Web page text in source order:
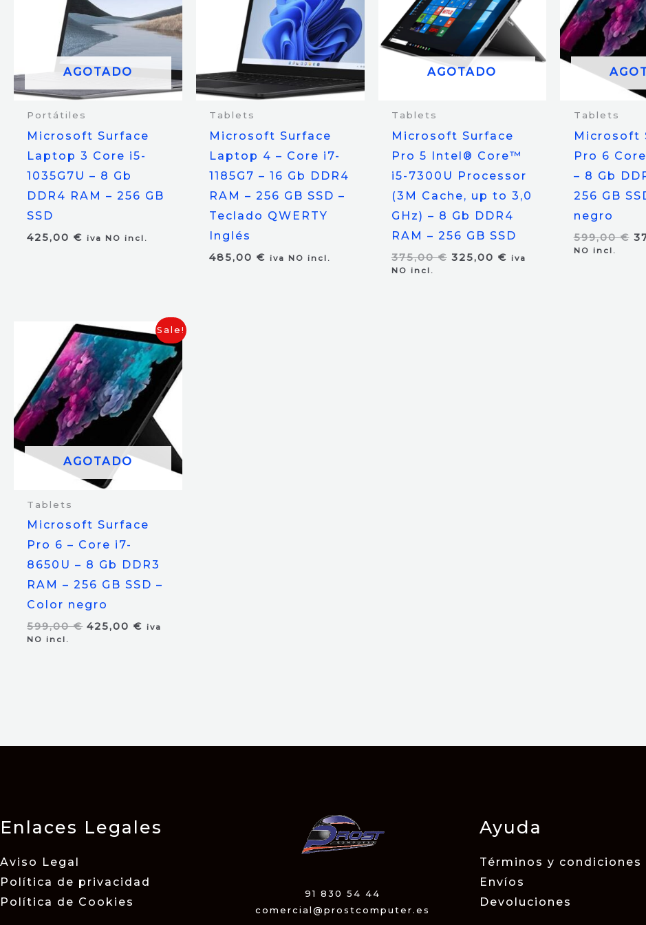
AGOTADO
Portátiles
Microsoft Surface
Laptop 3 Core i5-
1035G7U – 8 Gb
DDR4 RAM – 256 GB
SSD
425,00€ iva NO incl.
Tablets
Microsoft Surface
Laptop 4 – Core i7-
1185G7 – 16 Gb DDR4
RAM – 256 GB SSD –
Teclado QWERTY
Inglés
485,00 € iva NO incl.
AGOTADO
Tablets
Microsoft Surface
Pro 5 Intel® Core™
i5-7300U Processor
(3M Cache, up to 3,0
GHz) – 8 Gb DDR4
RAM – 256 GB SSD
375,00€ El
325,00 €Eliva
NO incl.
Tablets
Microsoft
Pro 6
– 8 Gb
256 GB
negro
599,00€ El
NO incl.
Sale!
AGOTADO
Tablets
Microsoft Surface
Pro 6 – Core i7-
8650U – 8 Gb DDR3
RAM – 256 GB SSD –
Color negro
599,00€ El
425,00€ El
iva
NO incl.
Enlaces Legales
Aviso Legal
Política de privacidad
Política de Cookies
91 830 54 44
comercial@prostcomputer.es
Ayuda
Términos y condiciones
Envíos
Devoluciones